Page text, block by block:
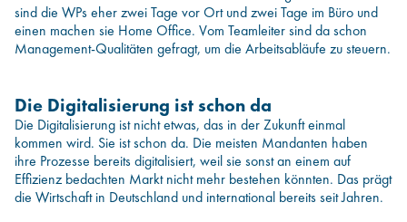
sind die WPs eher zwei Tage vor Ort und zwei Tage im Büro und
einen machen sie Home Office. Vom Teamleiter sind da schon
Management-Qualitäten gefragt, um die Arbeitsabläufe zu steuern.
Die Digitalisierung ist schon da
Die Digitalisierung ist nicht etwas, das in der Zukunft einmal
kommen wird. Sie ist schon da. Die meisten Mandanten haben
ihre Prozesse bereits digitalisiert, weil sie sonst an einem auf
Effizienz bedachten Markt nicht mehr bestehen könnten. Das prägt
die Wirtschaft in Deutschland und international bereits seit Jahren.